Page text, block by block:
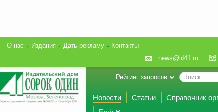
О нас Издания Дать рекламу
Контакты
news@id41.ru
Рейтинг запросов
Новости Статьи
Справочник